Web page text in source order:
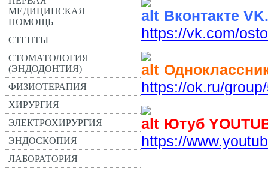
МЕДИЦИНСКАЯ
ПОМОЩЬ
СТЕНТЫ
СТОМАТОЛОГИЯ
(ЭНДОДОНТИЯ)
ФИЗИОТЕРАПИЯ
ХИРУРГИЯ
ЭЛЕКТРОХИРУРГИЯ
ЭНДОСКОПИЯ
ЛАБОРАТОРИЯ
Вконтакте
https://vk.com/
https://ok.ru/
Ютуб
https://